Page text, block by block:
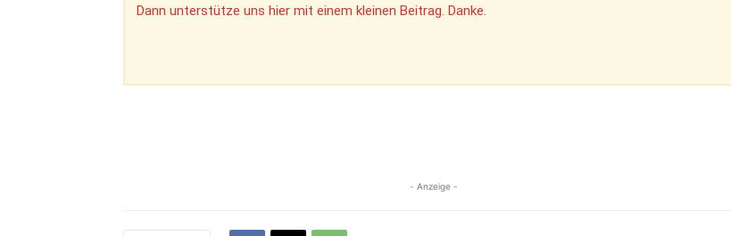
Dann unterstütze uns hier mit einem kleinen Beitrag. Danke.
- Anzeige -